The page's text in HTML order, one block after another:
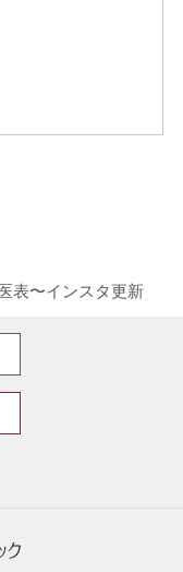
表〜インスタ更新